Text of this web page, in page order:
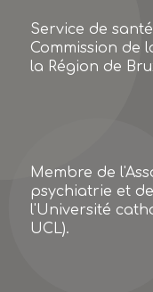
Service de
Commission de
la Région de
Membre de
psychiatrie et
l'Université
UCL).